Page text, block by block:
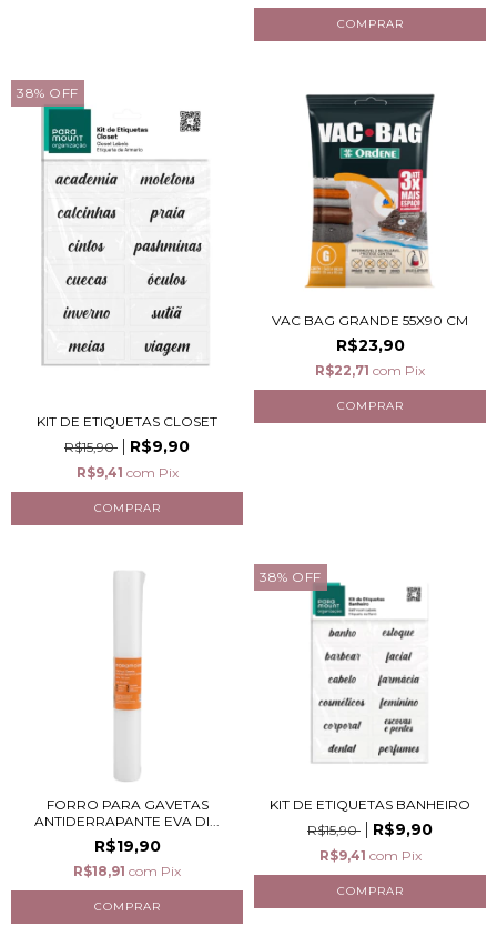
38% OFF
KIT DE ETIQUETAS CLOSET
R$15,90
R$9,90
R$9,41 com Pix
VAC BAG GRANDE 55X90 CM
R$23,90
R$22,71 com Pix
FORRO PARA GAVETAS
ANTIDERRAPANTE EVA DI...
R$19,90
R$18,91 com Pix
38% OFF
KIT DE ETIQUETAS BANHEIRO
R$15,90
R$9,90
R$9,41 com Pix